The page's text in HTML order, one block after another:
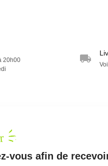
20h00
vous afin de